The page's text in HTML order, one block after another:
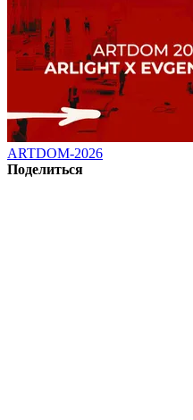
ARTDOM-2026
Поделиться